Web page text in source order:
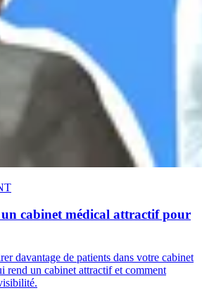
un cabinet médical attractif pour
davantage de patients dans votre cabinet
rend un cabinet attractif et comment